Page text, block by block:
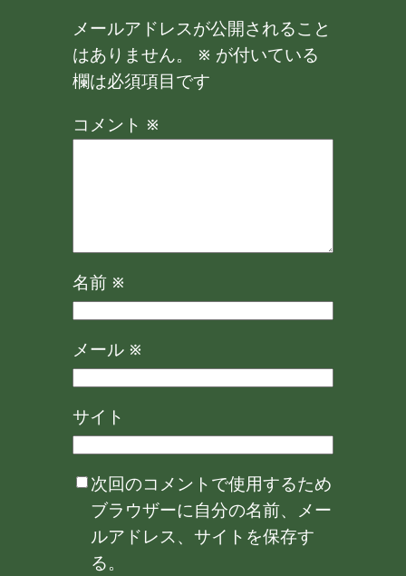
メールアドレスが公開されること
はありません。
※ が付いている
欄は必須項目です
コメント ※
名前 ※
メール ※
サイト
次回のコメントで使用するため
ブラウザーに自分の名前、メー
ルアドレス、サイトを保存す
る。